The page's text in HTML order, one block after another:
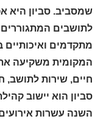
שמסביב. סביון היא
לתושבים המתגוררים
מתקדמים
המקומית משקיעה
חיים, שירות לתושב,
סביון הוא יישוב
השנה עשרות